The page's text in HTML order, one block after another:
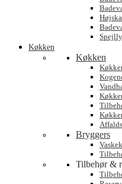
Køkken
Køkken
Bryggers
Tilbehør &